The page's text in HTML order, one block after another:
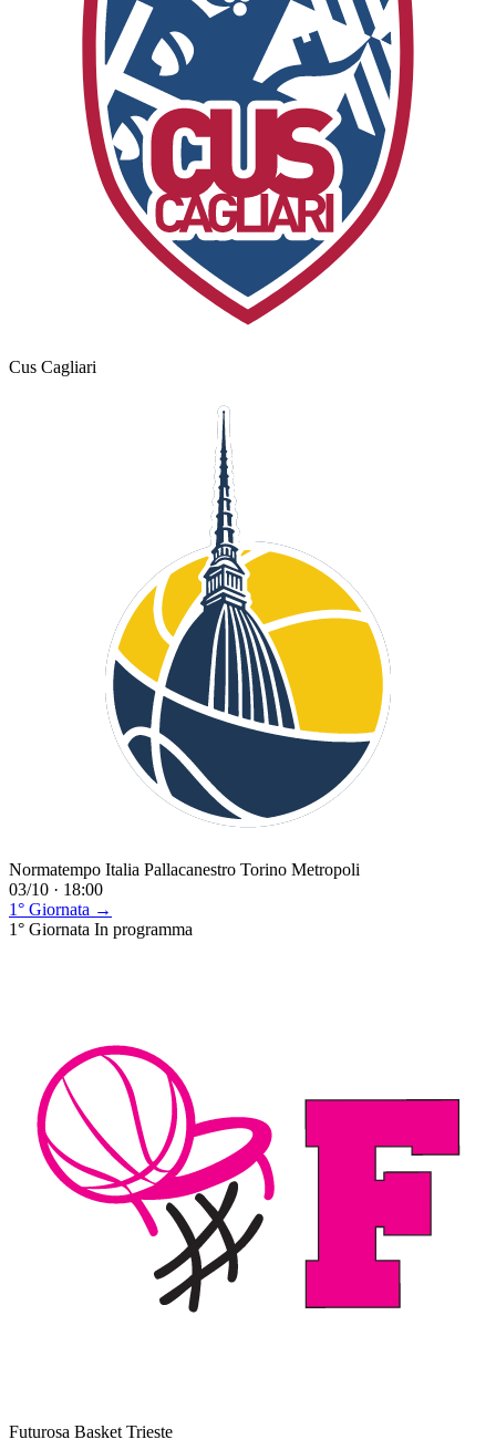
Cus Cagliari
Normatempo Italia Pallacanestro Torino Metropoli
03/10 · 18:00
1° Giornata →
1° Giornata In programma
Futurosa Basket Trieste